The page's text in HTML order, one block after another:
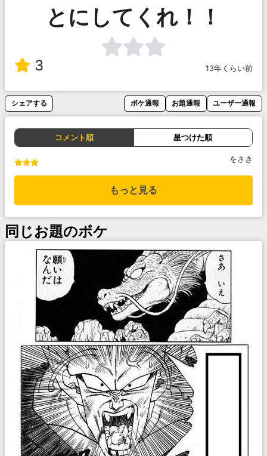
とにしてくれ！！
3 13年くらい前
シェアする ボケ通報 お題通報 ユーザー通報
コメント順 星つけた順
をさき
もっと見る
同じお題のボケ